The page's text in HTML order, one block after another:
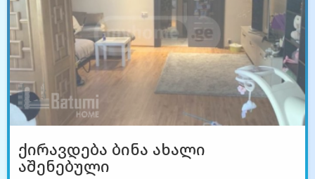
ქირავდება ბინა ახალი
აშენებული